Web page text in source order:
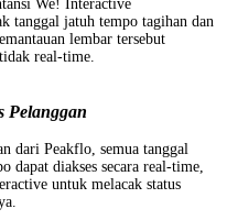
We! Interactive
tanggal jatuh tempo tagihan dan
lembar tersebut
real-time.
Pelanggan
dari Peakflo, semua tanggal
dapat diakses secara real-time,
untuk melacak status